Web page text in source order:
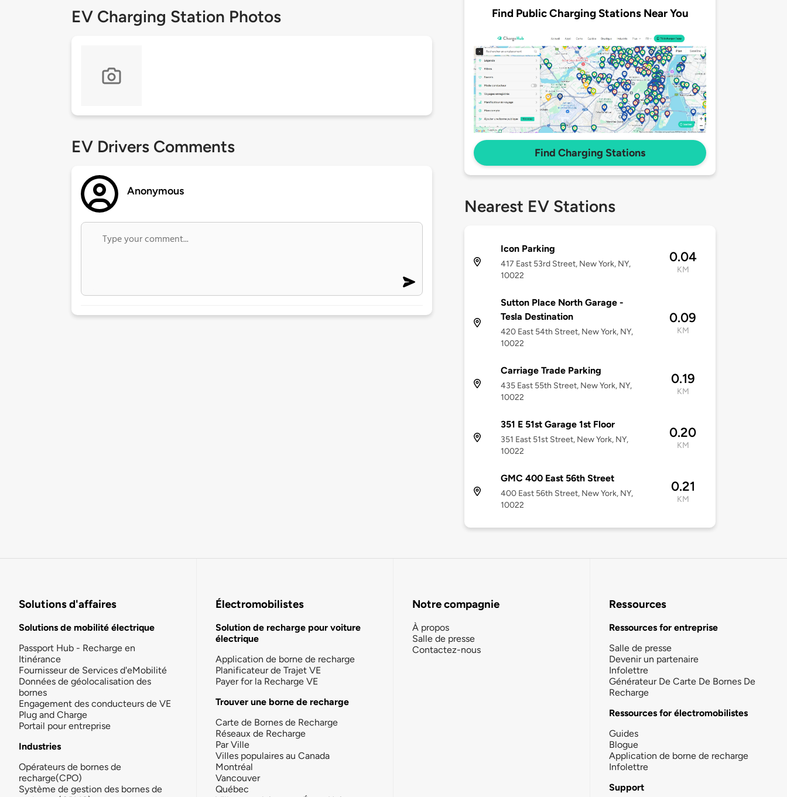
EV Charging Station Photos
EV Drivers Comments
Anonymous
Find Public Charging Stations Near You
Find Charging Stations
Nearest EV Stations
Icon Parking
417 East 53rd Street, New York, NY,
10022
0.04
KM
Sutton Place North Garage -
Tesla Destination
420 East 54th Street, New York, NY,
10022
0.09
KM
Carriage Trade Parking
435 East 55th Street, New York, NY,
10022
0.19
KM
351 E 51st Garage 1st Floor
351 East 51st Street, New York, NY,
10022
0.20
KM
GMC 400 East 56th Street
400 East 56th Street, New York, NY,
10022
0.21
KM
Solutions d'affaires
Solutions de mobilité électrique
Passport Hub - Recharge en
Itinérance
Fournisseur de Services d'eMobilité
Données de géolocalisation des
bornes
Engagement des conducteurs de VE
Plug and Charge
Portail pour entreprise
Industries
Opérateurs de bornes de
recharge(CPO)
Système de gestion des bornes de
Électromobilistes
Solution de recharge pour voiture
électrique
Application de borne de recharge
Planificateur de Trajet VE
Payer for la Recharge VE
Trouver une borne de recharge
Carte de Bornes de Recharge
Réseaux de Recharge
Par Ville
Villes populaires au Canada
Montréal
Vancouver
Québec
Notre compagnie
À propos
Salle de presse
Contactez-nous
Ressources
Ressources for entreprise
Salle de presse
Devenir un partenaire
Infolettre
Générateur De Carte De Bornes De
Recharge
Ressources for électromobilistes
Guides
Blogue
Application de borne de recharge
Infolettre
Support